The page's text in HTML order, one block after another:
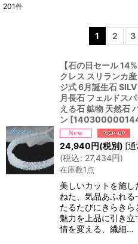
絞り
201件
1 2 3
【石の日セール
クレス スリランカ
ジ式 6月誕生石
月長石 フェルドス
える石 鉱物 天然石
ン [
24,940円(税別) [通
(税込: 27,434円)
在庫数1点
美しいカットを施し
ねた、気品あふれ
たるたびにきらき
魅力を上品に引き
情を変える、繊細…